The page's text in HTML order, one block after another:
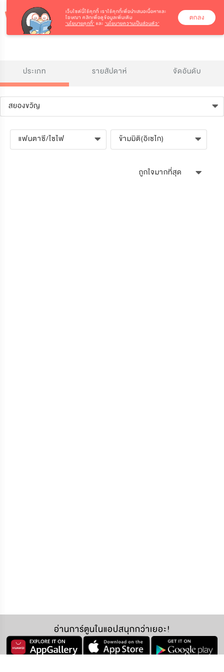
ประเภท รายสัปดาห์ จัดอันดับ
สยองขวัญ
แฟนตาซี/ไซไฟ ข้ามมิติ(อิเซไก)
ถูกใจมากที่สุด
เว็บไซต์นี้ใช้คุกกี้ เราใช้คุกกี้เพื่อนำเสนอเนื้อหาและ
โฆษณา คลิกเพื่อดูข้อมูลเพิ่มเติม
‘นโยบายคุกกี้’ และ ‘นโยบายความเป็นส่วนตัว’
ตกลง
อ่านการ์ตูนในแอปสนุกกว่าเยอะ!